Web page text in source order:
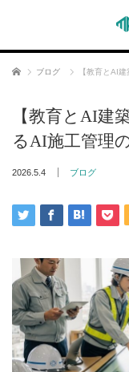
ホーム ブログ 【教育とAI
【教育とAI建
るAI施工管理
2026.5.4 ブログ